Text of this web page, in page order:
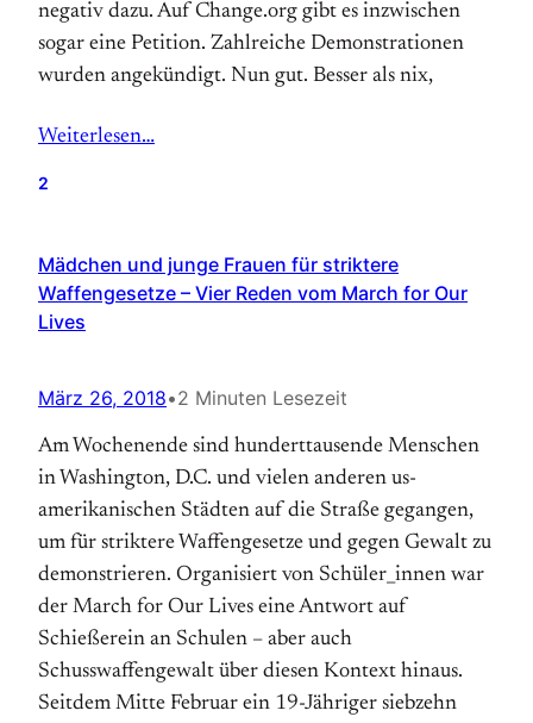
negativ dazu. Auf Change.org gibt es inzwischen
sogar eine Petition. Zahlreiche Demonstrationen
wurden angekündigt. Nun gut. Besser als nix,
Weiterlesen…
2
Mädchen und junge Frauen für striktere
Waffengesetze – Vier Reden vom March for Our
Lives
März 26, 2018•2 Minuten Lesezeit
Am Wochenende sind hunderttausende Menschen
in Washington, D.C. und vielen anderen us-
amerikanischen Städten auf die Straße gegangen,
um für striktere Waffengesetze und gegen Gewalt zu
demonstrieren. Organisiert von Schüler_innen war
der March for Our Lives eine Antwort auf
Schießerein an Schulen – aber auch
Schusswaffengewalt über diesen Kontext hinaus.
Seitdem Mitte Februar ein 19-Jähriger siebzehn